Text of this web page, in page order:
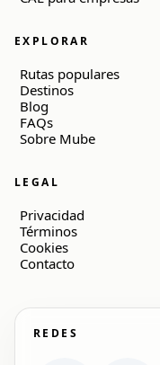
EXPLORAR
Rutas populares
Destinos
Blog
FAQs
Sobre Mube
LEGAL
Privacidad
Términos
Cookies
Contacto
REDES